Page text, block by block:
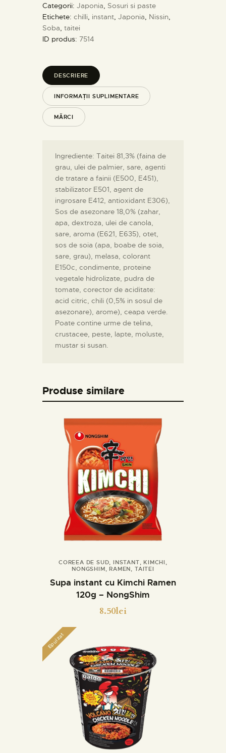
Categorii: Japonia, Sosuri si paste
Etichete: chilli, instant, Japonia, Nissin,
Soba, taitei
ID produs: 7514
DESCRIERE
INFORMAȚII SUPLIMENTARE
MĂRCI
Ingrediente: Taitei 81,3% (faina de
grau, ulei de palmier, sare, agenti
de tratare a fainii (E500, E451),
stabilizator E501, agent de
ingrosare E412, antioxidant E306),
Sos de asezonare 18,0% (zahar,
apa, dextroza, ulei de canola,
sare, aroma (E621, E635), otet,
sos de soia (apa, boabe de soia,
sare, grau), melasa, colorant
E150c, condimente, proteine
vegetale hidrolizate, pudra de
tomate, corector de aciditate:
acid citric, chili (0,5% in sosul de
asezonare), arome), ceapa verde.
Poate contine urme de telina,
crustacee, peste, lapte, moluste,
mustar si susan.
Produse similare
COREEA DE SUD,INSTANT, KIMCHI,
NONGSHIM,RAMEN, TAITEI
Supa instant cu Kimchi Ramen
120g – NongShim
8.50lei
Epuizat